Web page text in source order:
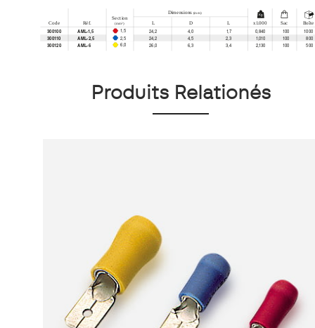
Produits Relationés